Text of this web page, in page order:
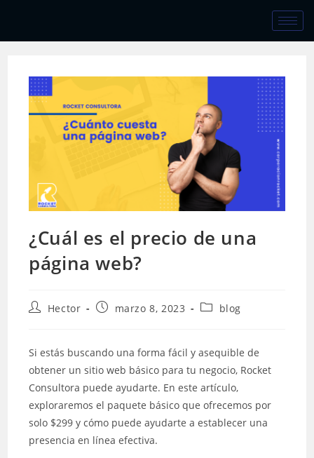
¿Cuál es el precio de una
página web?
Hector marzo 8, 2023 blog
Si estás buscando una forma fácil y asequible de
obtener un sitio web básico para tu negocio, Rocket
Consultora puede ayudarte. En este artículo,
exploraremos el paquete básico que ofrecemos por
solo $299 y cómo puede ayudarte a establecer una
presencia en línea efectiva.